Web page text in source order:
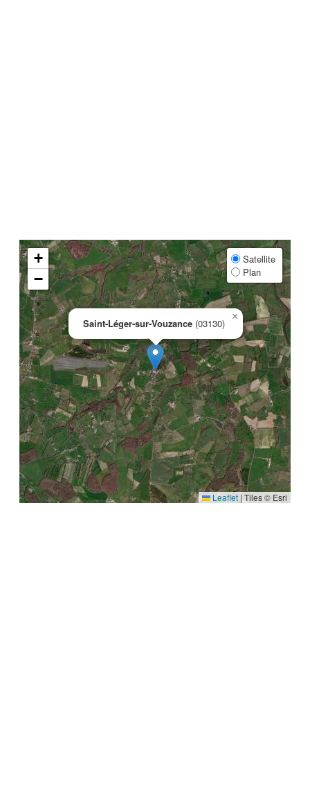
Saint-Léger-sur-Vouzance (03130)
×
+
−
Satellite
Plan
Leaflet | Tiles © Esri